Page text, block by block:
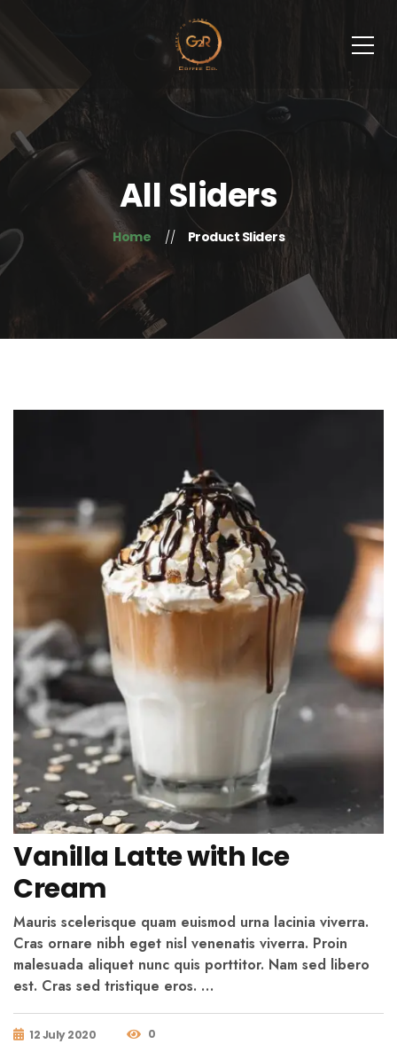
All Sliders
Home Product Sliders
Vanilla Latte with Ice
Cream
Mauris scelerisque quam euismod urna lacinia viverra.
Cras ornare nibh eget nisl venenatis viverra. Proin
malesuada aliquet nunc quis porttitor. Nam sed libero
est. Cras sed tristique eros. …
12 July 2020 0